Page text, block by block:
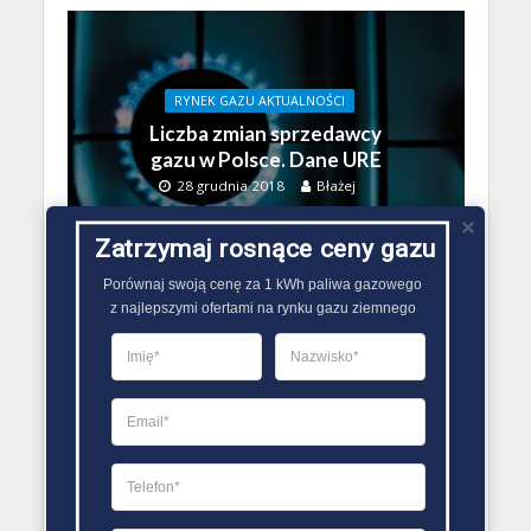
RYNEK GAZU AKTUALNOŚCI
Liczba zmian sprzedawcy
gazu w Polsce. Dane URE
28 grudnia 2018 Błażej
BEZ KATEGORII
Wypowiedzenie umowy
12 stycznia 2018
Zatrzymaj rosnące ceny gazu
Porównaj swoją cenę za 1 kWh paliwa gazowego
z najlepszymi ofertami na rynku gazu ziemnego